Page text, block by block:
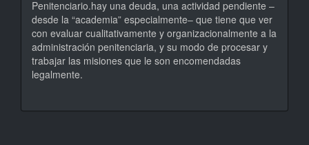
Penitenciario.hay una deuda, una actividad pendiente ‒
desde la “academia” especialmente‒ que tiene que ver
con evaluar cualitativamente y organizacionalmente a la
administración penitenciaria, y su modo de procesar y
trabajar las misiones que le son encomendadas
legalmente.